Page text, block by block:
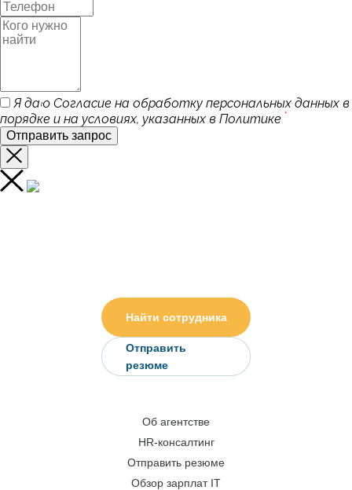
Я даю Согласие на обработку персональных данных в
порядке и на условиях, указанных в Политике *
Найти сотрудника
Отправить
резюме
Об агентстве
HR-консалтинг
Отправить резюме
Обзор зарплат IT